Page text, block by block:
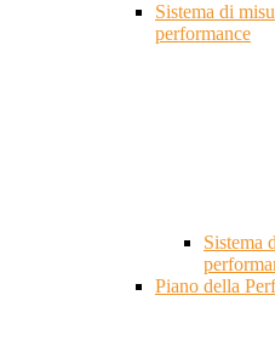
Sistema di
performance
Sistema
Piano della